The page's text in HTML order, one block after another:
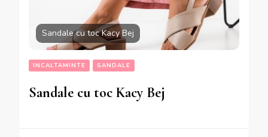
Sandale cu toc Kacy Bej
INCALTAMINTE SANDALE
Sandale cu toc Kacy Bej